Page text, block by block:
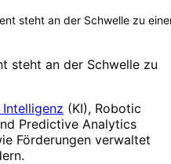
steht an der Schwelle zu
steht an der Schwelle zu
Intelligenz (KI), Robotic
Predictive Analytics
Förderungen verwaltet